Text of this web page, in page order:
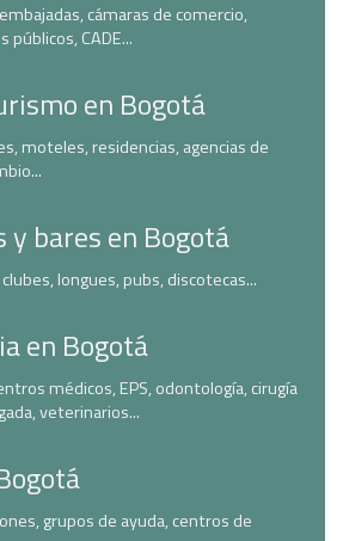
cámaras de comercio,
CADE...
en Bogotá
moteles, residencias, agencias de
y bares en Bogotá
longues, pubs, discotecas...
en Bogotá
médicos, EPS, odontología, cirugía
veterinarios...
grupos de ayuda, centros de